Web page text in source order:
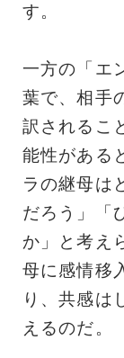
す。
一方の「エ
葉で、相手
訳されるこ
能性がある
ラの継母は
だろう」「
か」と考え
母に感情移
り、共感は
えるのだ。